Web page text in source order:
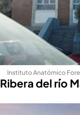
Instituto Anatómico
Ribera del río